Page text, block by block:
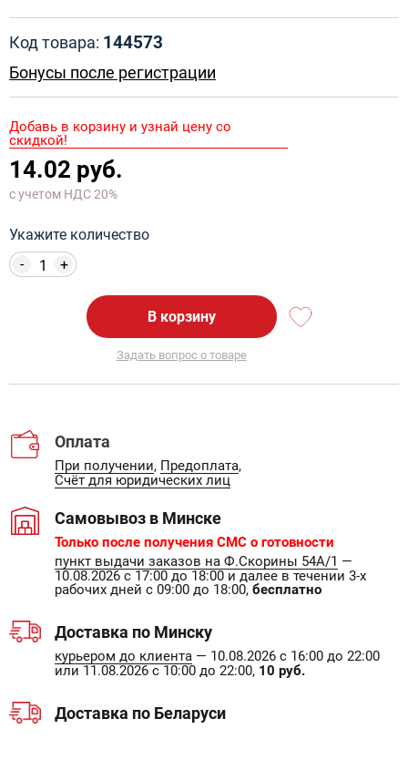
Код товара: 144573
Бонусы после регистрации
Добавь в корзину и узнай цену со
скидкой!
14.02 руб.
с учетом НДС 20%
Укажите количество
+
-
В корзину
Задать вопрос о товаре
Оплата
При получении, Предоплата,
Счёт для юридических лиц
Самовывоз в Минске
Только после получения СМС о готовности
пункт выдачи заказов на Ф.Скорины 54А/1 —
10.08.2026 с 17:00 до 18:00 и далее в течении 3-х
рабочих дней с 09:00 до 18:00, бесплатно
Доставка по Минску
курьером до клиента — 10.08.2026 с 16:00 до 22:00
или 11.08.2026 с 10:00 до 22:00, 10 руб.
Доставка по Беларуси